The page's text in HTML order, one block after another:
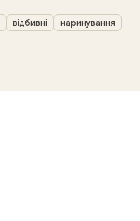
відбивні
маринування